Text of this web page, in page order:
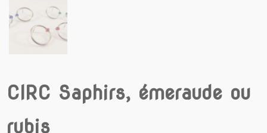
CIRC Saphirs, émeraude ou
rubis